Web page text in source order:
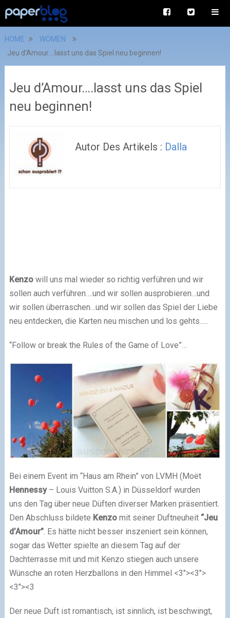
HOME
WOMEN
Jeu d’Amour….lasst uns das Spiel neu beginnen!
Jeu d’Amour….lasst uns das Spiel
neu beginnen!
Autor Des Artikels : Dalla
Kenzowill uns mal wieder so richtig verführen und wir
sollen auch verführen….und wir sollen ausprobieren…und
wir sollen überraschen…und wir sollen das Spiel der Liebe
neu entdecken, die Karten neu mischen und los gehts…..
“Follow or break the Rules of the Game of Love”…
Bei einem Event im “Haus am Rhein” von LVMH (Moët
Hennessy– Louis Vuitton S.A.) in Düsseldorf wurden
uns den Tag über neue Düften diverser Marken präsentiert.
Den Abschluss bildete Kenzomit seiner Duftneuheit “Jeu
d’Amour”. Es hätte nicht besser inszeniert sein können,
sogar das Wetter spielte an diesem Tag auf der
Dachterrasse mit und mit Kenzo stiegen auch unsere
Wünsche an roten Herzballons in den Himmel <3"><3">
<3"><3
Der neue Duft ist romantisch, ist sinnlich, ist beschwingt,